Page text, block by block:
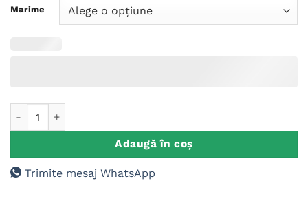
Marime
Adaugă în coș
Trimite mesaj WhatsApp